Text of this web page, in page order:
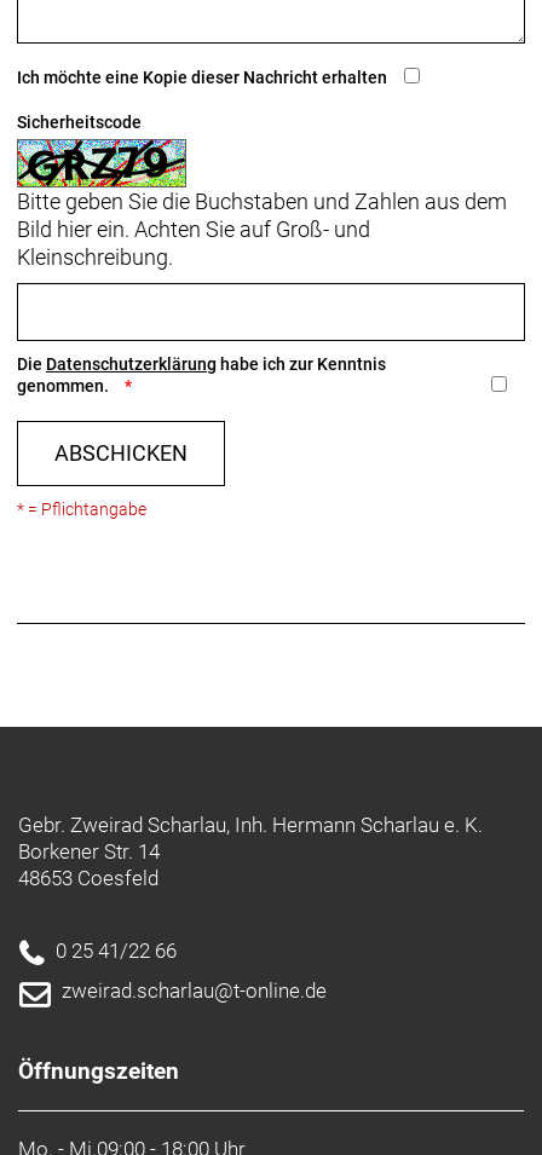
Ich möchte eine Kopie dieser Nachricht erhalten
Sicherheitscode
Bitte geben Sie die Buchstaben und Zahlen aus dem
Bild hier ein. Achten Sie auf Groß- und
Kleinschreibung.
Die Datenschutzerklärung habe ich zur Kenntnis
genommen.
ABSCHICKEN
* = Pflichtangabe
Gebr. Zweirad Scharlau, Inh. Hermann Scharlau e. K.
Borkener Str. 14
48653 Coesfeld
0 25 41/22 66
zweirad.scharlau@t-online.de
Öffnungszeiten
Mo. - Mi.09:00 - 18:00 Uhr